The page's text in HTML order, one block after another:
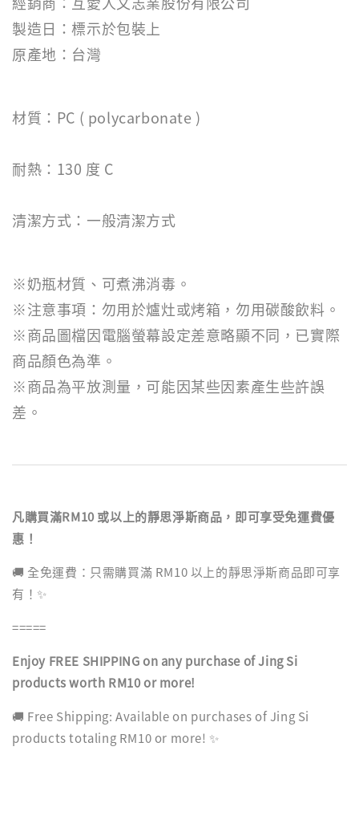
製造日：標示於包裝上
原產地：台灣
材質：PC ( polycarbonate )
耐熱：130 度 C
清潔方式：一般清潔方式
※奶瓶材質、可煮沸消毒。
※注意事項：勿用於爐灶或烤箱，勿用碳酸飲料。
※商品圖檔因電腦螢幕設定差意略顯不同，已實際
商品顏色為準。
※商品為平放測量，可能因某些因素產生些許誤
差。
凡購買滿RM10 或以上的靜思淨斯商品，即可享受免運費優
惠！
🚚 全免運費：只需購買滿 RM10 以上的靜思淨斯商品即可享
有！✨
=====
Enjoy FREE SHIPPING on any purchase of Jing Si
products worth RM10 or more!
🚚 Free Shipping: Available on purchases of Jing Si
products totaling RM10 or more! ✨